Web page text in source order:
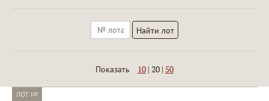
Показать 10 | 20 | 50
ЛОТ №